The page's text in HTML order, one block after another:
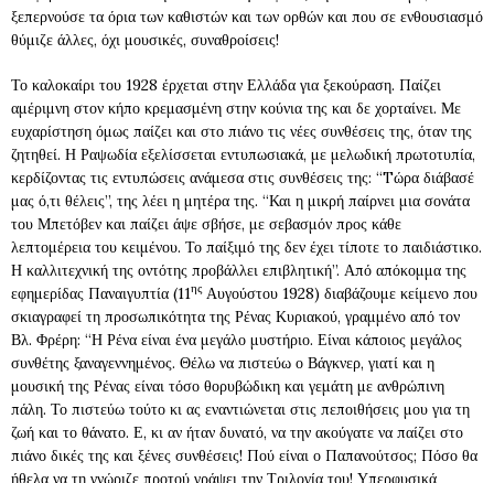
ξεπερνούσε τα όρια των καθιστών και των ορθών και που σε ενθουσιασμό
θύμιζε άλλες, όχι μουσικές, συναθροίσεις!
Το καλοκαίρι του 1928 έρχεται στην Ελλάδα για ξεκούραση. Παίζει
αμέριμνη στον κήπο κρεμασμένη στην κούνια της και δε χορταίνει. Με
ευχαρίστηση όμως παίζει και στο πιάνο τις νέες συνθέσεις της, όταν της
ζητηθεί. Η Ραψωδία εξελίσσεται εντυπωσιακά, με μελωδική πρωτοτυπία,
κερδίζοντας τις εντυπώσεις ανάμεσα στις συνθέσεις της: “Tώρα διάβασέ
μας ό,τι θέλεις”, της λέει η μητέρα της. “Και η μικρή παίρνει μια σονάτα
του Μπετόβεν και παίζει άψε σβήσε, με σεβασμόν προς κάθε
λεπτομέρεια του κειμένου. Το παίξιμό της δεν έχει τίποτε το παιδιάστικο.
Η καλλιτεχνική της οντότης προβάλλει επιβλητική”. Από απόκομμα της
εφημερίδας Παναιγυπτία (11ηςΑυγούστου 1928) διαβάζουμε κείμενο που
σκιαγραφεί τη προσωπικότητα της Ρένας Κυριακού, γραμμένο από τον
Βλ. Φρέρη: “Η Ρένα είναι ένα μεγάλο μυστήριο. Είναι κάποιος μεγάλος
συνθέτης ξαναγεννημένος. Θέλω να πιστεύω ο Βάγκνερ, γιατί και η
μουσική της Ρένας είναι τόσο θορυβώδικη και γεμάτη με ανθρώπινη
πάλη. Το πιστεύω τούτο κι ας εναντιώνεται στις πεποιθήσεις μου για τη
ζωή και το θάνατο. Ε, κι αν ήταν δυνατό, να την ακούγατε να παίζει στο
πιάνο δικές της και ξένες συνθέσεις! Πού είναι ο Παπανούτσος; Πόσο θα
ήθελα να τη γνώριζε προτού γράψει την Τριλογία του! Υπερφυσικά